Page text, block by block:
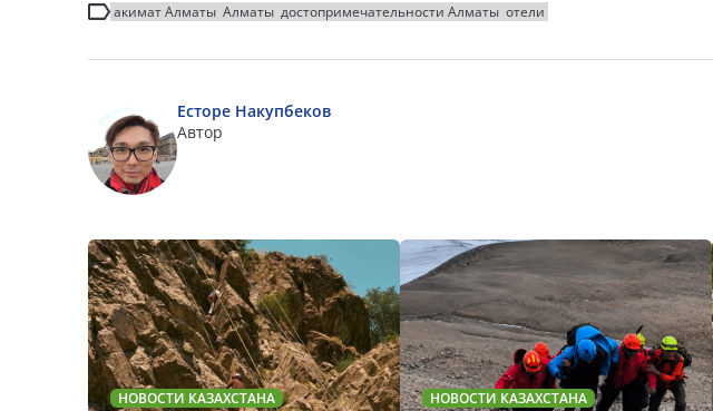
акимат Алматы Алматы достопримечательности Алматы отели
Есторе Накупбеков
Автор
НОВОСТИ КАЗАХСТАНА НОВОСТИ КАЗАХСТАНА